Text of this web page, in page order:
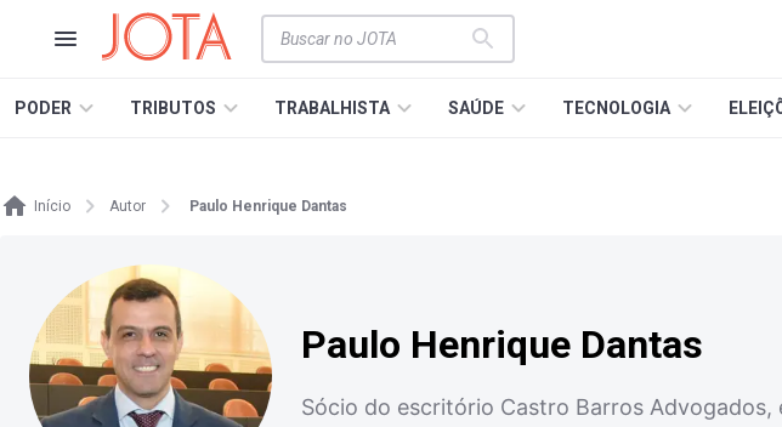
PODER TRIBUTOS TRABALHISTA SAÚDE TECNOLOGIA
Início Autor Paulo Henrique Dantas
Paulo Henrique Dantas
Sócio do escritório Castro Barros